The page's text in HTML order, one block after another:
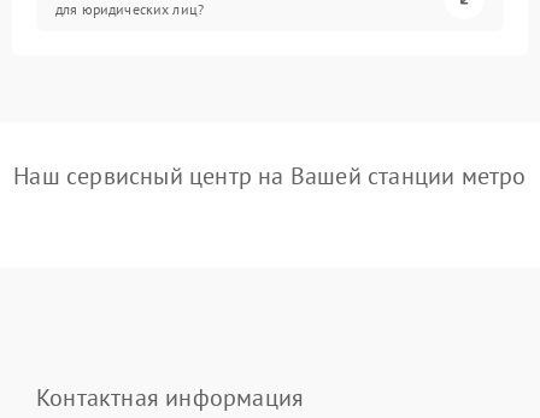
для юридических лиц?
Наш сервисный центр на Вашей станции метро
Контактная информация